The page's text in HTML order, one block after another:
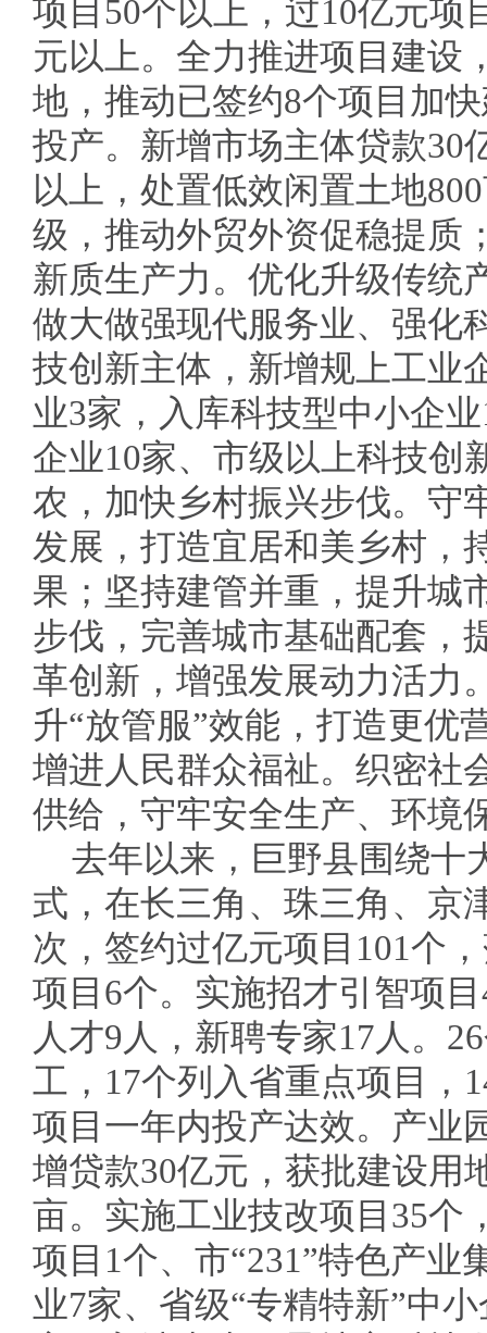
项目50个以上，过10亿元项
元以上。全力推进项目建设
地，推动已签约8个项目加
投产。新增市场主体贷款30
以上，处置低效闲置土地
级，推动外贸外资促稳提质
新质生产力。优化升级传统
做大做强现代服务业、强化
技创新主体，新增规上工业
业3家，入库科技型中小企
企业10家、市级以上科技创
农，加快乡村振兴步伐。守
发展，打造宜居和美乡村，
果；坚持建管并重，提升城
步伐，完善城市基础配套，
革创新，增强发展动力活力
升“放管服”效能，打造更优
增进人民群众福祉。织密社
供给，守牢安全生产、环境
去年以来，巨野县围绕十
式，在长三角、珠三角、京
次，签约过亿元项目101个
项目6个。实施招才引智项
人才9人，新聘专家17人。
工，17个列入省重点项目，
项目一年内投产达效。产业
增贷款30亿元，获批建设用
亩。实施工业技改项目35个
项目1个、市“231”特色产业
业7家、省级“专精特新”中